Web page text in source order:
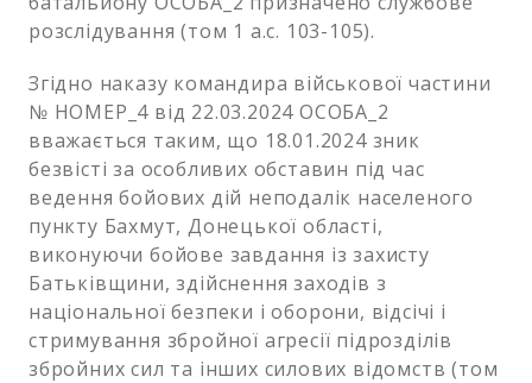
розслідування (том 1 а.с. 103-105).
Згідно наказу командира військової частини
№ НОМЕР_4 від 22.03.2024 ОСОБА_2
вважається таким, що 18.01.2024 зник
безвісті за особливих обставин під час
ведення бойових дій неподалік населеного
пункту Бахмут, Донецької області,
виконуючи бойове завдання із захисту
Батьківщини, здійснення заходів з
національної безпеки і оборони, відсічі і
стримування збройної агресії підрозділів
збройних сил та інших силових відомств (том